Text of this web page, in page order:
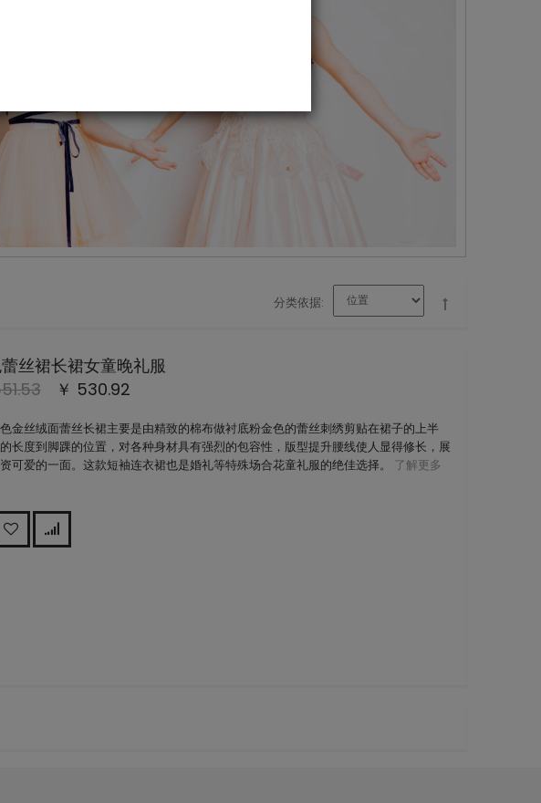
分类依据
丝裙长裙女童晚礼服
￥ 530.92
金丝绒面蕾丝长裙主要是由精致的棉布做衬底粉金色的蕾丝刺绣剪贴在裙子的上半
长度到脚踝的位置，对各种身材具有强烈的包容性，版型提升腰线使人显得修长，展
可爱的一面。这款短袖连衣裙也是婚礼等特殊场合花童礼服的绝佳选择。
了解更多